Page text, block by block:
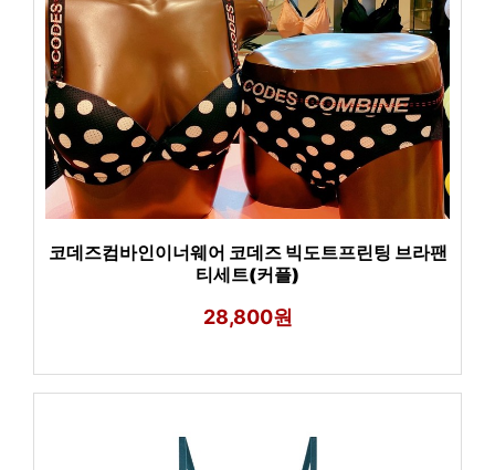
코데즈컴바인이너웨어 코데즈 빅도트프린팅 브라팬
티세트(커플)
28,800원